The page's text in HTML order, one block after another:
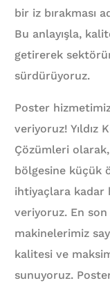
bir iz bırakması
Bu anlayışla,
getirerek
sürdürüyoruz.
Poster
veriyoruz! Yıldız
Çözümleri
bölgesine küçük
ihtiyaçlara kadar
veriyoruz. En
makinelerimiz
kalitesi ve
sunuyoruz.